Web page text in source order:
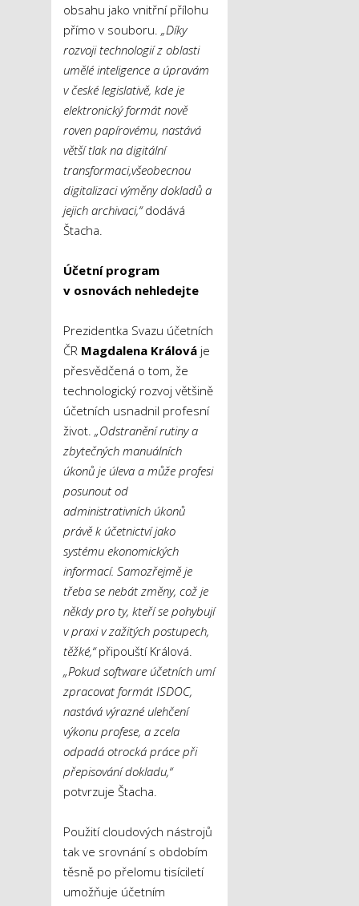
obsahu jako vnitřní přílohu
přímo v souboru. „Díky
rozvojitechnologií z oblasti
umělé inteligence a úpravám
v české legislativě, kde je
elektronický formát nově
roven papírovému, nastává
větší tlak na digitální
transformaci,všeobecnou
digitalizaci výměny dokladů a
jejich archivaci,“dodává
Štacha.
Účetní program
v osnovách nehledejte
Prezidentka Svazu účetních
ČR Magdalena Králová je
přesvědčená o tom, že
technologický rozvoj většině
účetních usnadnil profesní
život. „Odstranění rutiny a
zbytečných manuálních
úkonů je úleva a může profesi
posunout od
administrativních úkonů
právě k účetnictví jako
systému ekonomických
informací. Samozřejmě je
třeba se nebát změny, což je
někdy pro ty, kteří se pohybují
v praxi v zažitých postupech,
těžké,“připouští Králová.
„Pokud software účetních umí
zpracovat formát ISDOC,
nastává výrazné ulehčení
výkonu profese, a zcela
odpadá otrocká práce při
přepisování dokladu,“
potvrzuje Štacha.
Použití cloudových nástrojů
tak ve srovnání s obdobím
těsně po přelomu tisíciletí
umožňuje účetním